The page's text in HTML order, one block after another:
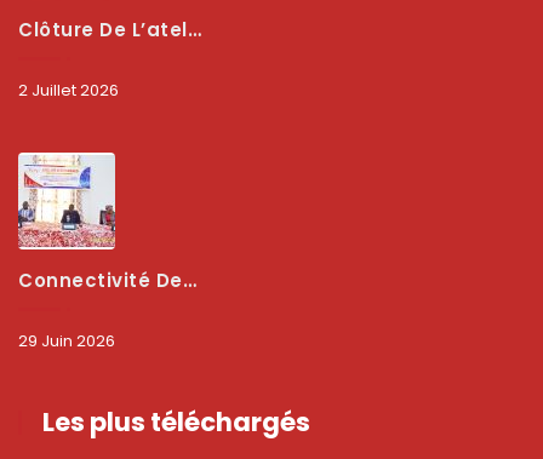
Clôture De L’atelier National : L’ARCEP Et Les Collectivités Territoriales Consolident Leur Partenariat Pour Booster La Qualité Des Services Numériques
2 Juillet 2026
Connectivité Des Territoires : L’ARCEP Et Les Collectivités Territoriales Scellent Un Pacte Stratégique À Bobo-Dioulasso Pour Booster La Qualité Des Réseaux
29 Juin 2026
Les plus téléchargés